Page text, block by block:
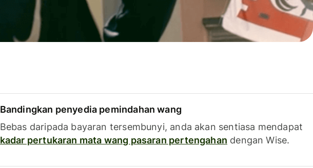
Bandingkan penyedia pemindahan wang
Bebas daripada bayaran tersembunyi, anda akan sentiasa mendapat
kadar pertukaran mata wang pasaran pertengahan dengan Wise.